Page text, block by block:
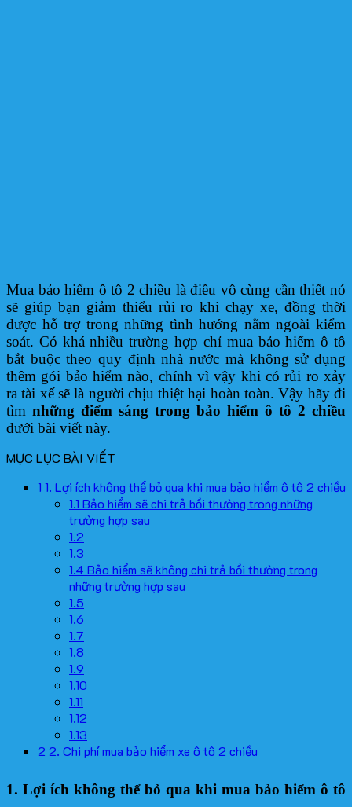
Mua bảo hiểm ô tô 2 chiều là điều vô cùng cần thiết nó
sẽ giúp bạn giảm thiểu rủi ro khi chạy xe, đồng thời
được hỗ trợ trong những tình hướng nằm ngoài kiểm
soát. Có khá nhiều trường hợp chỉ mua bảo hiểm ô tô
bắt buộc theo quy định nhà nước mà không sử dụng
thêm gói bảo hiểm nào, chính vì vậy khi có rủi ro xảy
ra tài xế sẽ là người chịu thiệt hại hoàn toàn. Vậy hãy đi
tìm những điểm sáng trong bảo hiểm ô tô 2 chiều
dưới bài viết này.
MỤC LỤC BÀI VIẾT
1 1. Lợi ích không thể bỏ qua khi mua bảo hiểm ô tô 2 chiều
1.1 Bảo hiểm sẽ chi trả bồi thường trong những
trường hợp sau
1.2
1.3
1.4 Bảo hiểm sẽ không chi trả bồi thường trong
những trường hợp sau
1.5
1.6
1.7
1.8
1.9
1.10
1.11
1.12
1.13
2 2. Chi phí mua bảo hiểm xe ô tô 2 chiều
1. Lợi ích không thể bỏ qua khi mua bảo hiểm ô tô